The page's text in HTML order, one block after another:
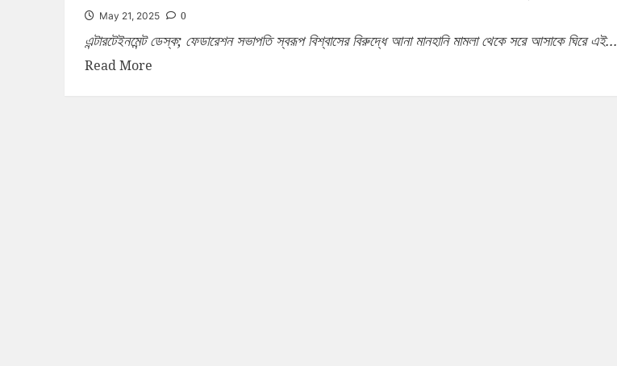
May 21, 2025 0
এন্টারটেইনমেন্ট ডেস্ক; ফেডারেশন সভাপতি স্বরূপ বিশ্বাসের বিরুদ্ধে আনা মানহানি মামলা থেকে সরে আসাকে ঘিরে এই...
Read More